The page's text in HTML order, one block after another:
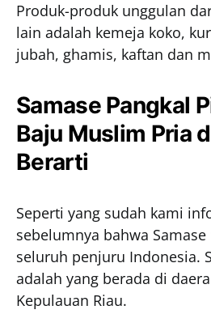
Produk-produk unggulan
lain adalah kemeja koko,
jubah, ghamis, kaftan dan
Samase Pangkal
Baju Muslim Pria
Berarti
Seperti yang sudah kami
sebelumnya bahwa
seluruh penjuru Indonesia.
adalah yang berada di
Kepulauan Riau.